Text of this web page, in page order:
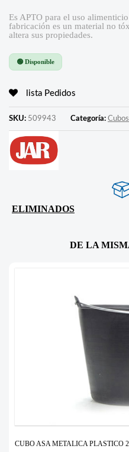
Es APTO para el uso
fabricación es un material no
altera sus propiedades.
🟢 Disponible
lista Pedidos
SKU: 509943 Categoría:
ELIMINADOS
DE LA
CUBO ASA METALICA PLASTICO